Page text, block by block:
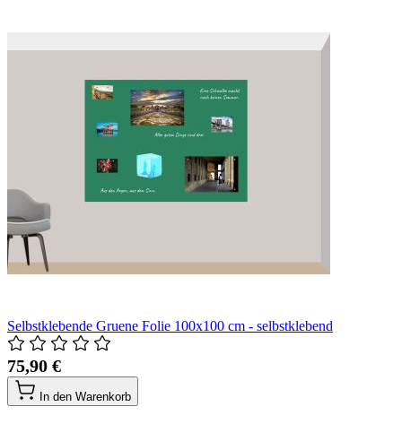
Selbstklebende Gruene Folie 100x100 cm - selbstklebend
75,90 €
In den Warenkorb